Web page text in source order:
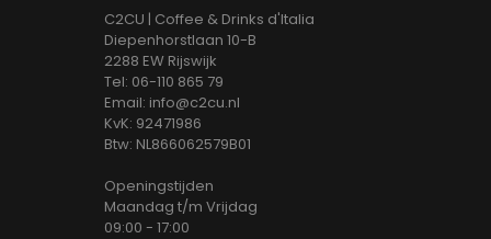
C2CU | Coffee & Drinks d'Italia
Diepenhorstlaan 10-B
2288 EW Rijswijk
Tel: 06-110 865 79
Email: info@c2cu.nl
KvK: 92471986
Btw: NL866062579B01
Openingstijden
Maandag t/m Vrijdag
09:00 - 17:00